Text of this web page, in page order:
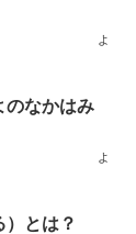
よ
のなかはみ
よ
とは？